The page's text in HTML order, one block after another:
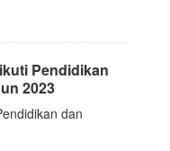
Pendidikan
2023
dan